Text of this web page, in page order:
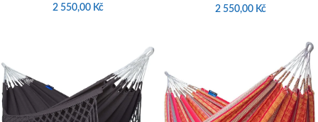
2 550,00 Kč 2 550,00 Kč